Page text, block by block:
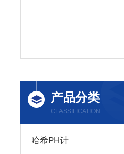
产品分类
CLASSIFICATION
哈希PH计